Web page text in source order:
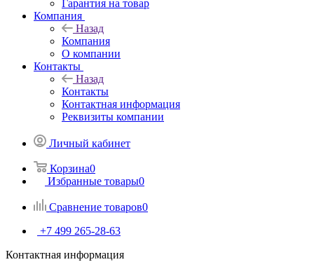
Гарантия на товар
Компания
Назад
Компания
О компании
Контакты
Назад
Контакты
Контактная информация
Реквизиты компании
Личный кабинет
Корзина0
Избранные товары0
Сравнение товаров0
+7 499 265-28-63
Контактная информация